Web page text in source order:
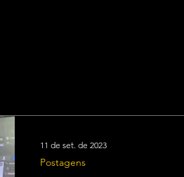
Postagens
11 de set. de 2023